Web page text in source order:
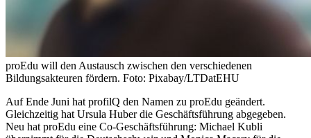
proEdu will den Austausch zwischen den verschiedenen
Bildungsakteuren fördern. Foto: Pixabay/LTDatEHU
Auf Ende Juni hat profilQ den Namen zu proEdu geändert.
Gleichzeitig hat Ursula Huber die Geschäftsführung abgegeben.
Neu hat proEdu eine Co-Geschäftsführung: Michael Kubli